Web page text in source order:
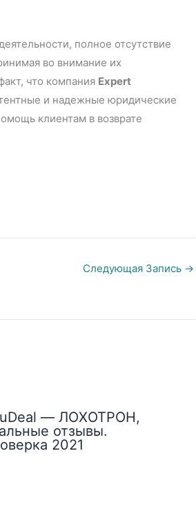
полное отсутствие
во внимание их
что компания Expert
и надежные юридические
клиентам в возврате
Следующая Запись →
— ЛОХОТРОН,
отзывы.
2021